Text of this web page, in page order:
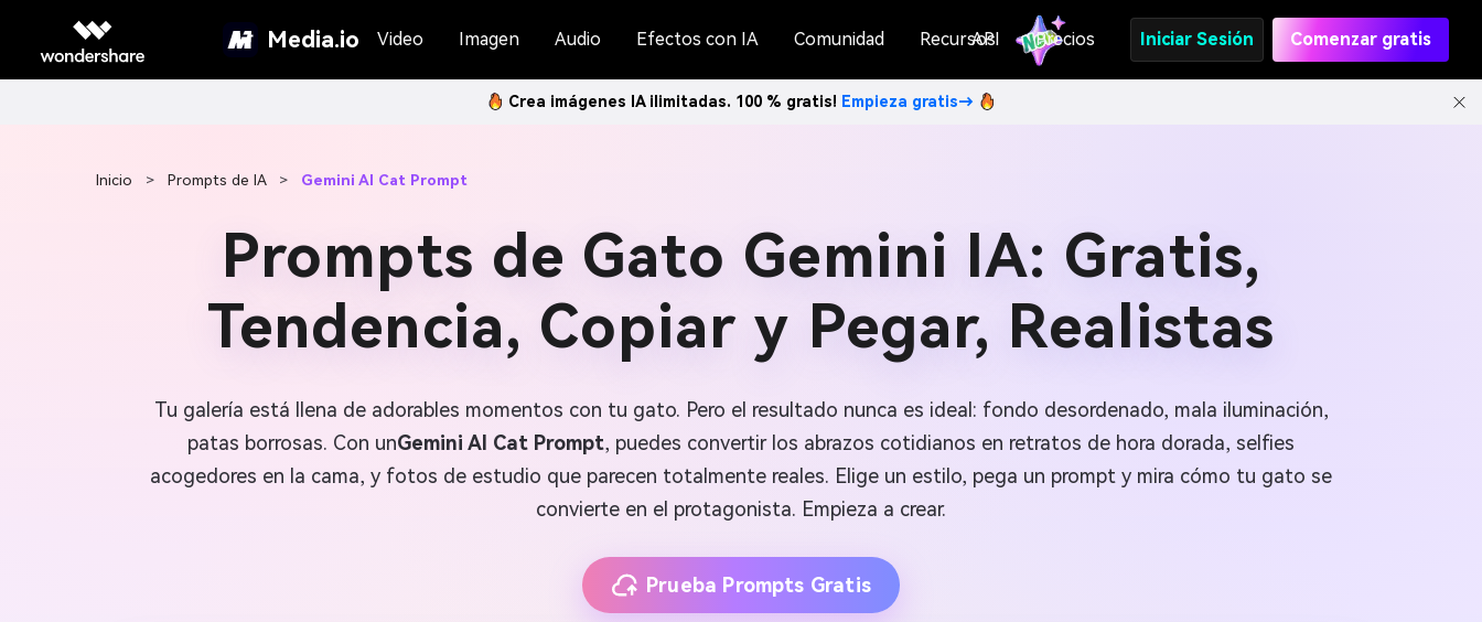
Media.io Video Imagen Audio Efectos con IA Comunidad Recursos
API Precios Iniciar Sesión Comenzar gratis
Crea imágenes IA ilimitadas. 100 % gratis! Empieza gratis→
Inicio > Prompts de IA > Gemini AI Cat Prompt
Prompts de Gato Gemini IA: Gratis,
Tendencia, Copiar y Pegar, Realistas
Tu galería está llena de adorables momentos con tu gato. Pero el resultado nunca es ideal: fondo desordenado, mala iluminación,
patas borrosas. Con unGemini AI Cat Prompt, puedes convertir los abrazos cotidianos en retratos de hora dorada, selfies
acogedores en la cama, y fotos de estudio que parecen totalmente reales. Elige un estilo, pega un prompt y mira cómo tu gato se
convierte en el protagonista. Empieza a crear.
Prueba Prompts Gratis